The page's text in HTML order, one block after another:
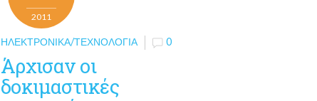
2011
ΗΛΕΚΤΡΟΝΙΚΆ/ΤΕΧΝΟΛΟΓΊΑ 0
Άρχισαν οι
δοκιμαστικές